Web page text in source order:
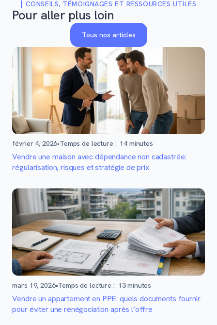
CONSEILS, TÉMOIGNAGES ET RESSOURCES UTILES
Pour aller plus loin
Tous nos articles
février 4, 2026•Temps de lecture : 14 minutes
Vendre une maison avec dépendance non cadastrée:
régularisation, risques et stratégie de prix
mars 19, 2026•Temps de lecture : 13minutes
Vendre un appartement en PPE: quels documents fournir
pour éviter une renégociation après l’offre